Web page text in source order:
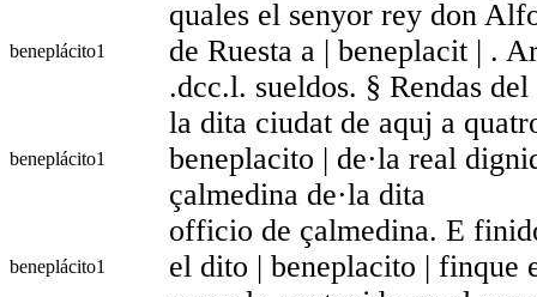
beneplácito1
quales el senyor rey don
de Ruesta a | beneplacit | .
.dcc.l. sueldos. § Rendas
beneplácito1
la dita ciudat de aquj a
beneplacito | de·la real
çalmedina de·la dita
beneplácito1
officio de çalmedina. E
el dito | beneplacito | finque